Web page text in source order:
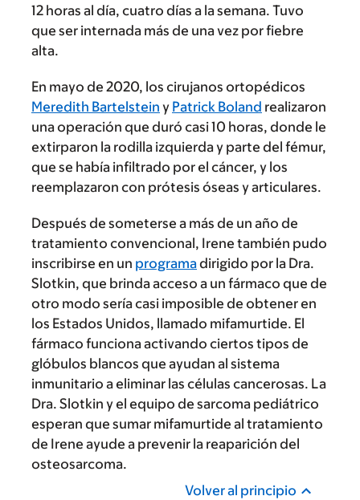
12 horas al día, cuatro días a la semana. Tuvo
que ser internada más de una vez por fiebre
alta.
En mayo de 2020, los cirujanos ortopédicos
Meredith Bartelstein y Patrick Boland realizaron
una operación que duró casi 10 horas, donde le
extirparon la rodilla izquierda y parte del fémur,
que se había infiltrado por el cáncer, y los
reemplazaron con prótesis óseas y articulares.
Después de someterse a más de un año de
tratamiento convencional, Irene también pudo
inscribirse en un programadirigido por la Dra.
Slotkin, que brinda acceso a un fármaco que de
otro modo sería casi imposible de obtener en
los Estados Unidos, llamado mifamurtide. El
fármaco funciona activando ciertos tipos de
glóbulos blancos que ayudan al sistema
inmunitario a eliminar las células cancerosas. La
Dra. Slotkin y el equipo de sarcoma pediátrico
esperan que sumar mifamurtide al tratamiento
de Irene ayude a prevenir la reaparición del
osteosarcoma.
Volver al principio